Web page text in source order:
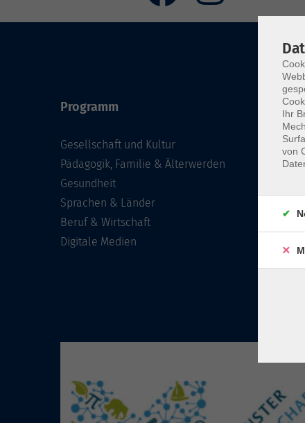
Programm
Gesellschaft und Kultur
Pädagogik, Familie & Älterwerden
Gesundheit
Sprachen & Länder
Beruf & Wirtschaft
Digitale Medien
Ihr
von